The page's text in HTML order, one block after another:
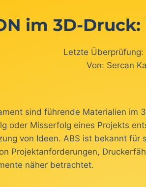
im 3D-
Letzte Überprüfung:
Von: Sercan
sind führende Materialien im
oder Misserfolg eines Projekts
von Ideen. ABS ist bekannt
Projektanforderungen,
näher betrachtet.